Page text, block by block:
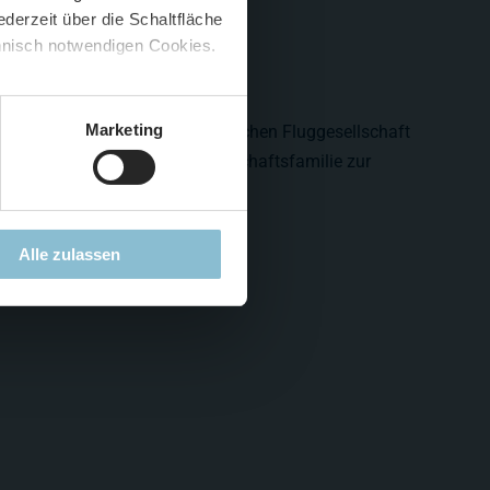
über die Schaltfläche
notwendigen Cookies.
Marketing
Alle zulassen
Original zur Flotte der katarischen Fluggesellschaft
der Regierung und der Herrschaftsfamilie zur